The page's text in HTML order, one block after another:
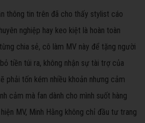
thông tin trên đã cho thấy stylist cáo
nghiệp hay keo kiệt là hoàn toàn
chia sẻ, cô làm MV này để tặng người
tiền túi ra, không nhận sự tài trợ của
phải tốn kém nhiều khoản nhưng cảm
cảm mà fan dành cho mình suốt hàng
MV, Minh Hằng không chỉ đầu tư trang